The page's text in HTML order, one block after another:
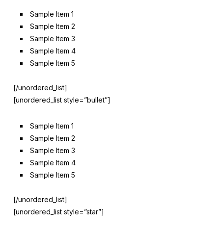
Sample Item 1
Sample Item 2
Sample Item 3
Sample Item 4
Sample Item 5
[/unordered_list]
[unordered_list style=”bullet”]
Sample Item 1
Sample Item 2
Sample Item 3
Sample Item 4
Sample Item 5
[/unordered_list]
[unordered_list style=”star”]